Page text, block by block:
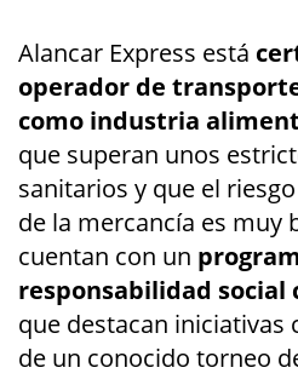
Alancar Express está
operador de
como industria
que superan unos
sanitarios y que el
de la mercancía es muy
cuentan con un
responsabilidad social
que destacan iniciativas
de un conocido torneo